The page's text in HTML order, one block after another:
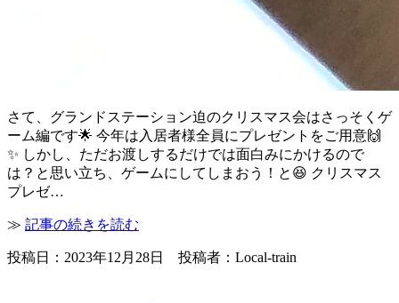
さて、グランドステーション迫のクリスマス会はさっそくゲ
ーム編です🌟 今年は入居者様全員にプレゼントをご用意🙌
✨ しかし、ただお渡しするだけでは面白みにかけるので
は？と思い立ち、ゲームにしてしまおう！と😆 クリスマス
プレゼ…
≫ 記事の続きを読む
投稿日：2023年12月28日 投稿者：Local-train